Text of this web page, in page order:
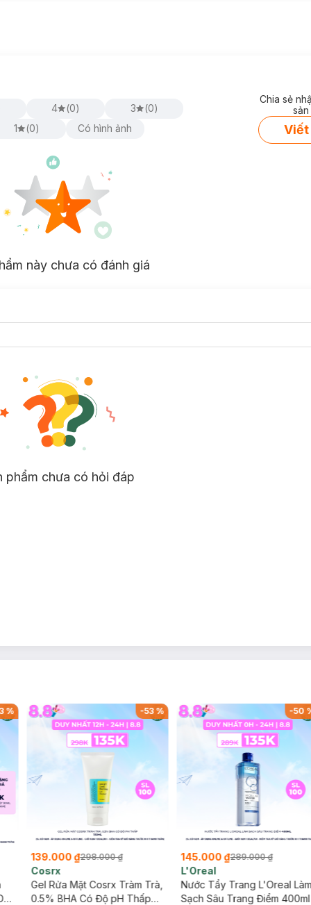
4 (0) 3 (0)
1
(0) Có hình ảnh
Chia sẻ
Viết
này chưa có đánh giá
phẩm chưa có hỏi đáp
% -53%
139.000 ₫298.000 ₫
Cosrx
Gel Rửa Mặt Cosrx Tràm Trà,
0.5% BHA Có Độ pH Thấp
-50
145.000 ₫289.000 ₫
L'Oreal
Nước Tẩy Trang L'Oreal Làm
Sạch Sâu Trang Điểm 400ml